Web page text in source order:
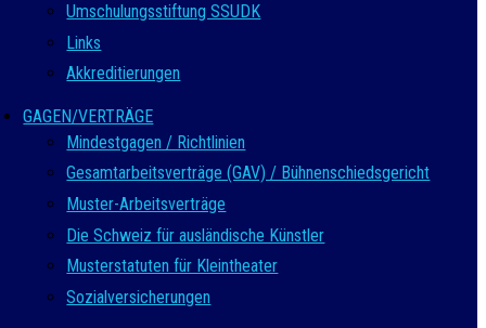
Umschulungsstiftung SSUDK
Links
Akkreditierungen
GAGEN/VERTRÄGE
Mindestgagen / Richtlinien
Gesamtarbeitsverträge (GAV) / Bühnenschiedsgericht
Muster-Arbeitsverträge
Die Schweiz für ausländische Künstler
Musterstatuten für Kleintheater
Sozialversicherungen